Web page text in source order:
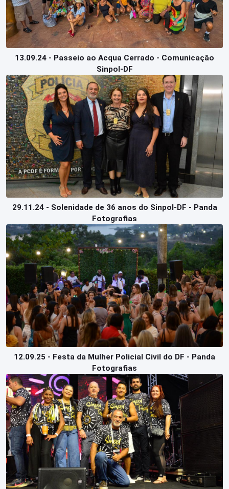
13.09.24 - Passeio ao Acqua Cerrado - Comunicação
Sinpol-DF
29.11.24 - Solenidade de 36 anos do Sinpol-DF - Panda
Fotografias
12.09.25 - Festa da Mulher Policial Civil do DF - Panda
Fotografias